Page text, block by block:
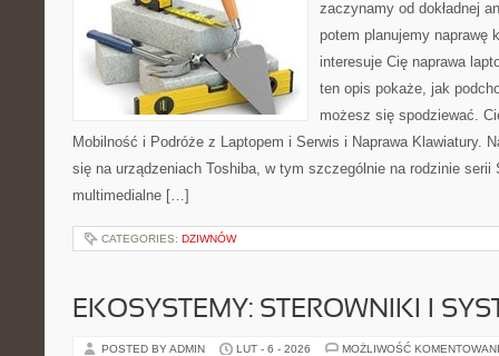
zaczynamy od dokładnej
potem planujemy naprawę
interesuje Cię naprawa
ten opis pokaże, jak
możesz się spodziewać.
Mobilność i Podróże z Laptopem i Serwis i Naprawa Klawiatury.
się na urządzeniach Toshiba, w tym szczególnie na rodzinie serii
multimedialne […]
CATEGORIES: DZIWNÓW
EKOSYSTEMY: STEROWNIKI I
POSTED BY ADMIN LUT - 6 - 2026 MOŻLIWOŚĆ